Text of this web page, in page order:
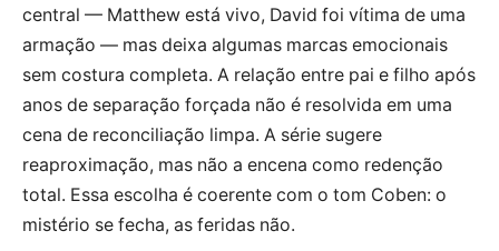
central — Matthew está vivo, David foi vítima de uma
armação — mas deixa algumas marcas emocionais
sem costura completa. A relação entre pai e filho após
anos de separação forçada não é resolvida em uma
cena de reconciliação limpa. A série sugere
reaproximação, mas não a encena como redenção
total. Essa escolha é coerente com o tom Coben: o
mistério se fecha, as feridas não.